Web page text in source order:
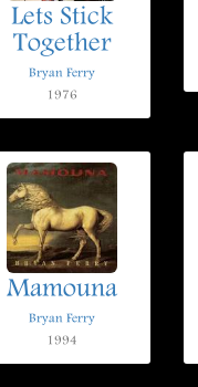
Lets Stick
Together
Bryan Ferry
1976
Mamouna
Bryan Ferry
1994